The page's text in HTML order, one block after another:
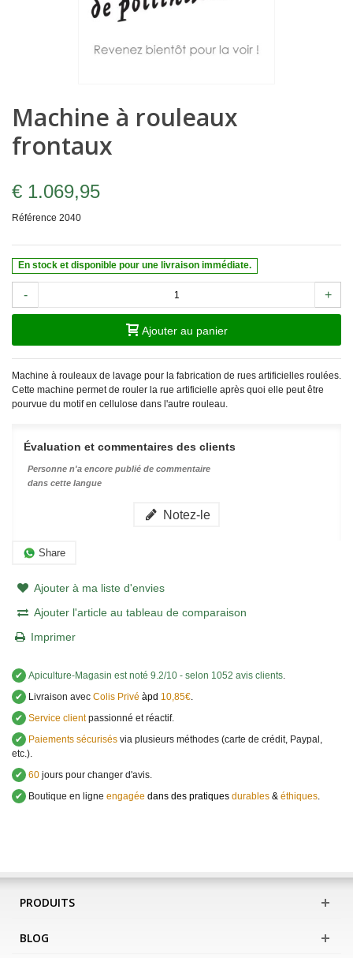
Machine à rouleaux
frontaux
€ 1.069,95
Référence 2040
En stock et disponible pour une livraison immédiate.
- +
Ajouter au panier
Machine à rouleaux de lavage pour la fabrication de rues artificielles roulées.
Cette machine permet de rouler la rue artificielle après quoi elle peut être
pourvue du motif en cellulose dans l'autre rouleau.
Évaluation et commentaires des clients
Personne n'a encore publié de commentaire
dans cette langue
Notez-le
Share
Ajouter à ma liste d'envies
Ajouter l'article au tableau de comparaison
Imprimer
✔ Apiculture-Magasin est noté 9.2/10 - selon 1052 avis clients.
✔
Livraison avec Colis Privé àpd 10,85€.
✔ Service clientpassionné et réactif.
✔
Paiements sécurisés via plusieurs méthodes (carte de crédit, Paypal,
etc.).
✔ 60 jours pour changer d'avis.
✔
Boutique en ligne engagée dans des pratiques durables & éthiques.
PRODUITS
BLOG